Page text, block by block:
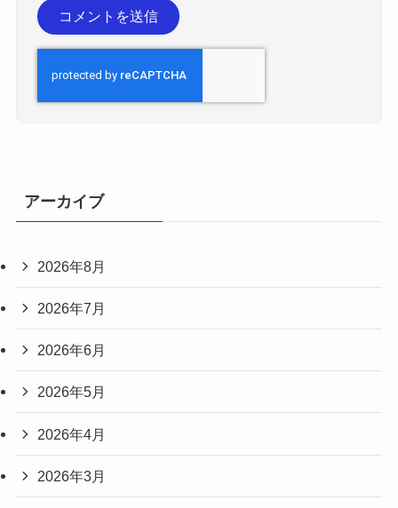
アーカイブ
2026年8月
2026年7月
2026年6月
2026年5月
2026年4月
2026年3月